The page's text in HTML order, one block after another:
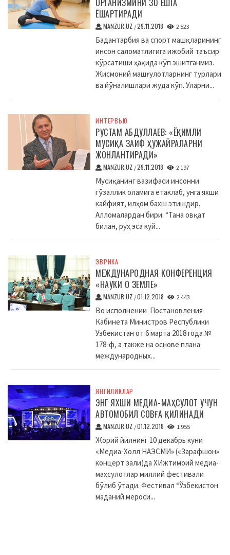
ОРГАНИЗМИНИ 30 ЁШГА
ЁШАРТИРАДИ
MANZUR.UZ /29.11.2018 2 523
Бадантарбия ва спорт машқларининг
инсон саломатлигига ижобий таъсир
кўрсатиши ҳақида кўп эшитганмиз.
Жисмоний машғулотларнинг турлари
ва йўналишлари жуда кўп. Уларни...
ИНТЕРВЬЮ
РУСТАМ АБДУЛЛАЕВ: «ЁҚИМЛИ
МУСИҚА ЗАИФ ҲУЖАЙРАЛАРНИ
ЖОНЛАНТИРАДИ»
MANZUR.UZ /29.11.2018 2 197
Мусиқанинг вазифаси инсонни
гўзаллик оламига етаклаб, унга яхши
кайфият, илҳом бахш этишдир.
Алломалардан бири: “Тана овқат
билан, руҳ эса куй...
ЭВРИКА
МЕЖДУНАРОДНАЯ КОНФЕРЕНЦИЯ
«НАУКИ О ЗЕМЛЕ»
MANZUR.UZ /01.12.2018 2 443
Во исполнении Постановления
Кабинета Министров Республики
Узбекистан от 6 марта 2018 года №
178-ф, а также на основе плана
международных...
ЯНГИЛИКЛАР
ЭНГ ЯХШИ МЕДИА-МАҲСУЛОТ УЧУН
АВТОМОБИЛ СОВҒА ҚИЛИНАДИ
MANZUR.UZ /01.12.2018 1 955
Жорий йилнинг 10 декабрь куни
«Медиа-Холл НАЭСМИ» («Зарафшон»
концерт зали)да XИжтимоий медиа-
маҳсулотлар миллий фестивали
бўлиб ўтади. Фестивал “Ўзбекистон
маданий мероси...